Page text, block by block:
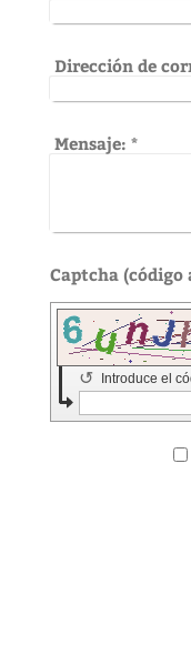
Dirección de
Mensaje: *
Introduce el
↺